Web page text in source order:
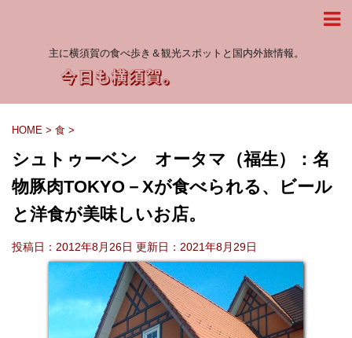
主に横須賀の食べ歩き＆観光スポットと国内外旅情報。
HOME > 食 >
シュトゥーベン オータマ（福生）：名
物豚肉TOKYO－Xが食べられる、ビール
と洋食が美味しいお店。
投稿日：2012年8月26日 更新日： 2021年8月29日